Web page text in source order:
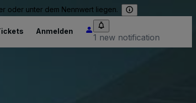
oder unter dem Nennwert liegen.
Anmelden
1 new notification